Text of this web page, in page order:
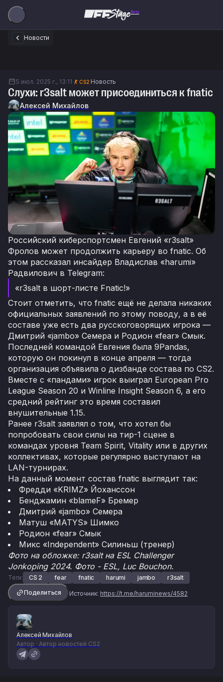
Beta
Новости
5 июл. 2025 г., 13:11 CS2 Новость
Слухи: r3salt может присоединиться к fnatic
Алексей Михайлов
Российский киберспортсмен Евгений «r3salt»
Фролов может продолжить карьеру во fnatic. Об
этом рассказал инсайдер Владислав «harumi»
Радвилович в Telegram:
«r3salt в шорт-листе Fnatic!»
Стоит отметить, что fnatic ещё не делала никаких
официальных заявлений по этому поводу, а в её
составе уже есть два русскоговорящих игрока —
Дмитрий «jambo» Семера и Родион «fear» Смык.
Последней командой Евгения была 9Pandas,
которую он покинул в конце апреля — тогда
организация объявила о дизбанде состава по CS2.
Вместе с «пандами» игрок выиграл European Pro
League Season 20 и Winline Insight Season 6, а его
средний рейтинг это время составил
внушительные 1.15.
Ранее r3salt заявлял о том, что хотел бы
попробовать свои силы на тир-1 сцене в
командах уровня Team Spirit, Vitality или в других
коллективах, которые регулярно выступают на
LAN-турнирах.
На данный момент состав fnatic выглядит так:
Фредди «KRIMZ» Йоханссон
Бенджамин «blameF» Бремер
Дмитрий «jambo» Семера
Матуш «MATYS» Шимко
Родион «fear» Смык
Микс «Independent» Силиньш (тренер)
Фото на обложке: r3salt на ESL Challenger
Jonkoping 2024. Фото - ESL, Luc Bouchon.
Теги: CS 2 fear fnatic harumi jambo
r3salt
Поделиться
Источник: https://t.me/haruminews/4582
Алексей Михайлов
Автор · Автор новостей CS2